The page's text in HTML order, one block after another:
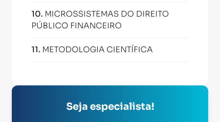
10. MICROSSISTEMAS DO DIREITO
PÚBLICO FINANCEIRO
11. METODOLOGIA CIENTÍFICA
Seja especialista!